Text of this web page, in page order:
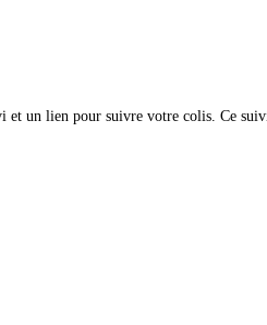
un lien pour suivre votre colis. Ce